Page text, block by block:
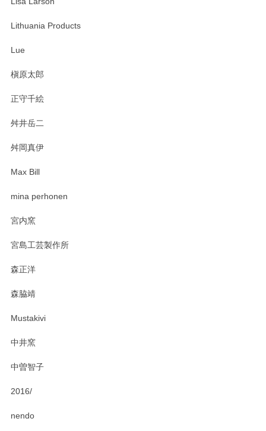
Lithuania Products
Lue
槇原太郎
正守千絵
舛井岳二
舛岡真伊
Max Bill
mina perhonen
宮内窯
宮島工芸製作所
森正洋
森脇靖
Mustakivi
中井窯
中曽智子
2016/
nendo